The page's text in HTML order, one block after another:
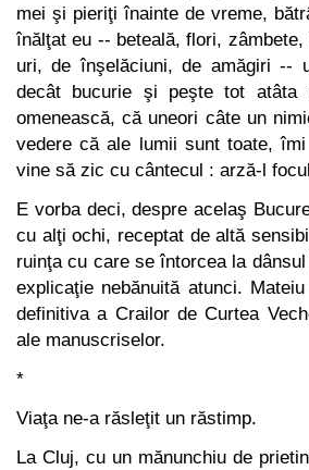
mei şi pieriţi înainte de vreme,
înălţat eu -- beteală, flori,
uri, de înşelăciuni, de amăgiri --
decât bucu­rie şi peşte tot atâta
omenească, că uneori câte un
vedere că ale lumii sunt toate,
vine să zic cu cântecul : arză-l
E vorba deci, despre acelaş
cu alţi ochi, receptat de altă
ruinţa cu care se întorcea la
explicaţie nebănuită atunci.
definitiva a Crailor de Curtea
ale manuscriselor.
*
Viaţa ne-a răsleţit un răstimp.
La Cluj, cu un mănunchiu de